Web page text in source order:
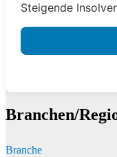
Steigende
Branchen/
Branche